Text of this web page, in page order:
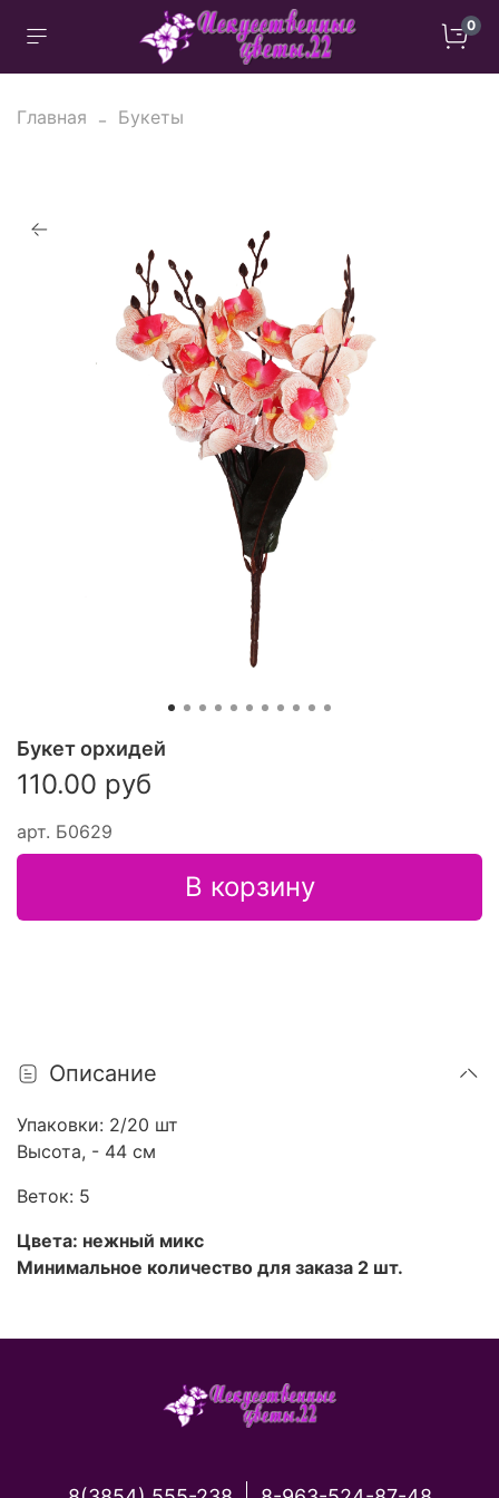
0
Главная Букеты
арт. Б0629
Букет орхидей
110.00 руб
В корзину
Описание
Упаковки: 2/20 шт
Высота, - 44 см
Веток: 5
Цвета: нежный микс
Минимальное количество для заказа 2 шт.